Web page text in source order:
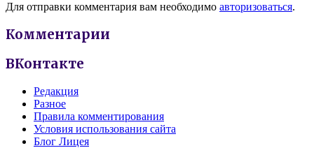
Для отправки комментария вам необходимо авторизоваться.
Комментарии
ВКонтакте
Редакция
Разное
Правила комментирования
Условия использования сайта
Блог Лицея